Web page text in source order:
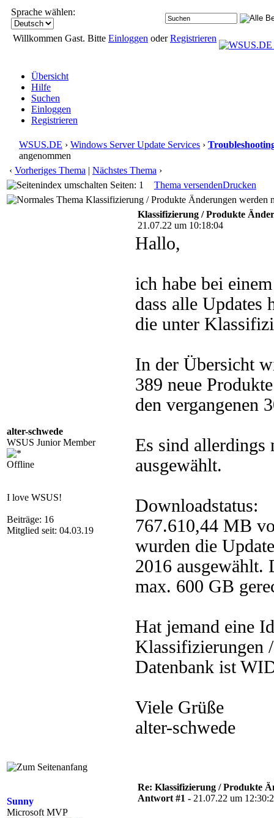
Sprache wählen:
Willkommen Gast. Bitte Einloggen oderRegistrieren
Übersicht
Hilfe
Suchen
Einloggen
Registrieren
WSUS.DE › Windows Server Update Services ›
angenommen
‹ Vorheriges Thema | Nächstes Thema ›
Seiten: 1
Thema versendenDrucken
Klassifizierung / Produkte Änderungen werden
alter-schwede
WSUS Junior Member
Offline
I love WSUS!
Beiträge: 16
Mitglied seit: 04.03.19
Klassifizierung / Produkte
21.07.22 um 10:18:04
Hallo,
ich habe bei
dass alle Updates
die unter
In der Übersicht
389 neue
den vergangenen
Es sind allerdings
ausgewählt.
Downloadstatus:
767.610,44 MB
wurden die
2016 ausgewählt.
max. 600 GB
Hat jemand eine
Klassifizierungen
Datenbank ist
Viele Grüße
alter-schwede
Sunny
Microsoft MVP
Re: Klassifizierung / Produkte
Antwort #1 - 21.07.22 um